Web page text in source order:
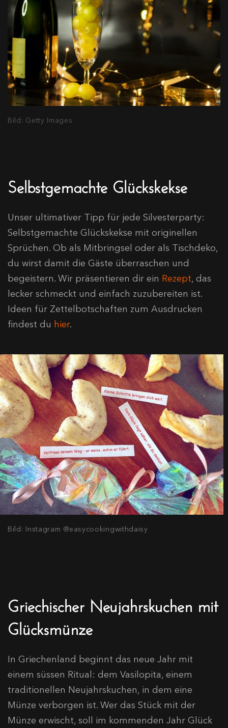
Bild: Getty Images
Selbstgemachte Glückskekse
Unser ultimativer Tipp für jede Silvesterparty:
Selbstgemachte Glückskekse mit originellen
Sprüchen. Ob als Mitbringsel oder als Tischdeko,
du wirst damit die Gäste überraschen und
begeistern. Wir präsentieren dir ein Rezept, das
lecker schmeckt und einfach zuzubereiten ist.
Ideen für Zettelbotschaften zum Ausdrucken
findest du hier.
Bild: Instagram @easycookingwithdaisy
Griechischer Neujahrskuchen mit
Glücksmünze
In Griechenland beginnt das neue Jahr mit
einem süssen Ritual: dem Vasilopita, einem
traditionellen Neujahrskuchen, in dem eine
Münze verborgen ist. Wer das Stück mit der
Münze erwischt, soll im kommenden Jahr Glück